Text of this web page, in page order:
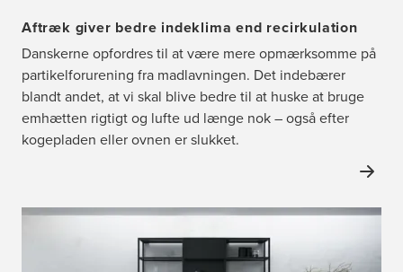
Aftræk giver bedre indeklima end recirkulation
Danskerne opfordres til at være mere opmærksomme på
partikelforurening fra madlavningen. Det indebærer
blandt andet, at vi skal blive bedre til at huske at bruge
emhætten rigtigt og lufte ud længe nok – også efter
kogepladen eller ovnen er slukket.